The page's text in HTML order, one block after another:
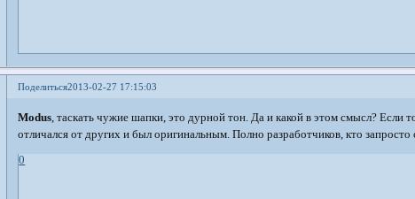
Поделиться2013-02-27 17:15:03
Modus, таскать чужие шапки, это дурной тон. Да и какой в этом смысл? Если
отличался от других и был оригинальным. Полно разработчиков, кто запросто
0